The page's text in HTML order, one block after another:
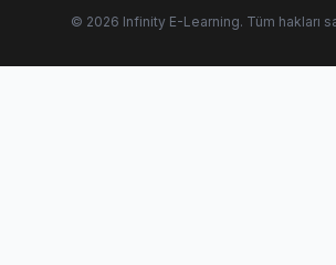
© 2026 Infinity E-Learning. Tüm hakları